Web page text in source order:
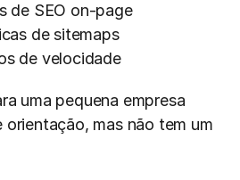
de SEO on-page
de sitemaps
de velocidade
uma pequena empresa
orientação, mas não tem um